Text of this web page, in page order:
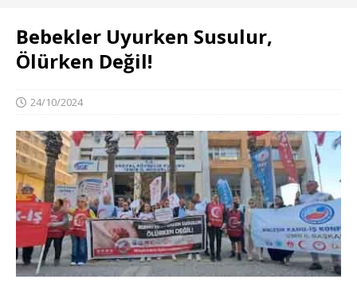
Bebekler Uyurken Susulur,
Ölürken Değil!
24/10/2024